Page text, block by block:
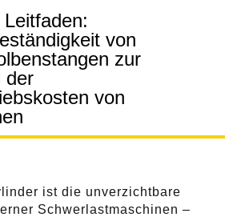
von
zur
der
von
ist die unverzichtbare
Schwerlastmaschinen –